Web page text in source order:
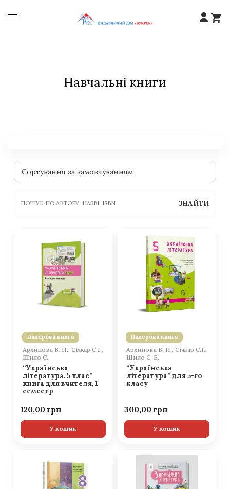
Навчальні книги
ЗНАЙТИ
Паперова книга
Архипова В. П., Січкар С.І.,
Шило С.
“Українська
література. 5 клас”
книга для вчителя, 1
семестр
120,00
У кошик
Паперова книга
Архипова В. П., Січкар С.І.,
Шило С. Б.
“Українська
література” для 5-го
класу
300,00
У кошик